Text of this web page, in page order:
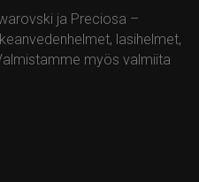
ja Preciosa –
lasihelmet,
myös valmiita